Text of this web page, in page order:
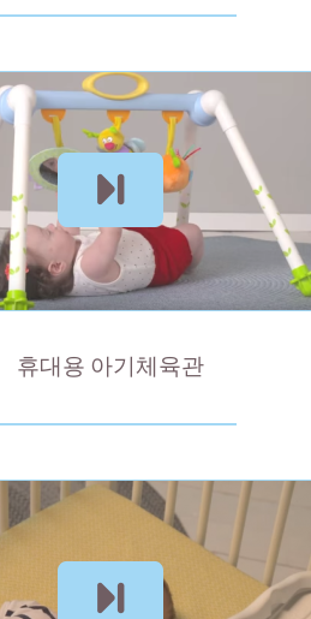
휴대용 아기체육관